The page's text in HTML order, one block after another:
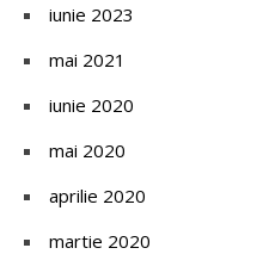
iunie 2023
mai 2021
iunie 2020
mai 2020
aprilie 2020
martie 2020